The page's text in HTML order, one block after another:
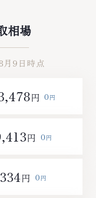
相場
9日 時点
円 0円
円 0円
334円 0円